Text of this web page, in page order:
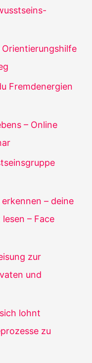
Orientierungshilfe
Fremdenergien
– Online
– deine
– Face
zur
und
lohnt
zu